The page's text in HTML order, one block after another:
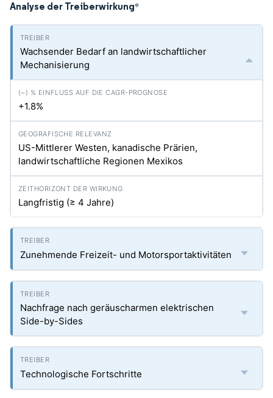
Analyse der Treiberwirkung*
Wachsender Bedarf an landwirtschaftlicher
Mechanisierung
+1.8%
US-Mittlerer Westen, kanadische Prärien,
landwirtschaftliche Regionen Mexikos
Langfristig (≥ 4 Jahre)
Zunehmende Freizeit- und Motorsportaktivitäten
Nachfrage nach geräuscharmen elektrischen
Side-by-Sides
Technologische Fortschritte